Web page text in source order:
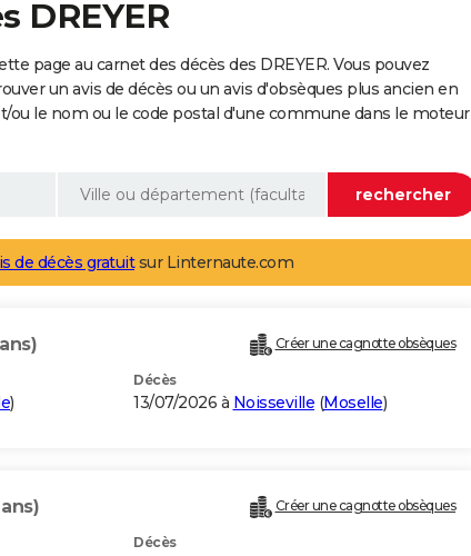
DREYER
page au carnet des décès des DREYER. Vous pouvez
un avis de décès ou un avis d'obsèques plus ancien en
ou le nom ou le code postal d'une commune dans le moteur
de décès gratuitsur Linternaute.com
Créer une cagnotte obsèques
)
Décès
13/07/2026 à Noisseville (Moselle)
Créer une cagnotte obsèques
Décès